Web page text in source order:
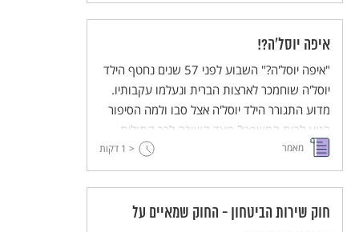
איפה יוסל'ה?!
"איפה יוסל'ה?" השבוע לפני 57 שנים נחטף הילד
יוסל'ה שוחמכר לארצות הברית ונעלמו עקבותיו.
מדוע התגורר הילד יוסל'ה אצל סבו ולמה הסיפור
הגיע לבית המשפט? כיצד קשורה לכך קתולית
לוחמת במחתרת הצרפתית שהתגיירה? ואיך
הצליחו בסוף אנשי המוסד לאתר את יוסל'ה
ולהחזירו לחיק הוריו?
מאמר < 1 דקות
חוק שירות הביטחון - החוק שמאיים על